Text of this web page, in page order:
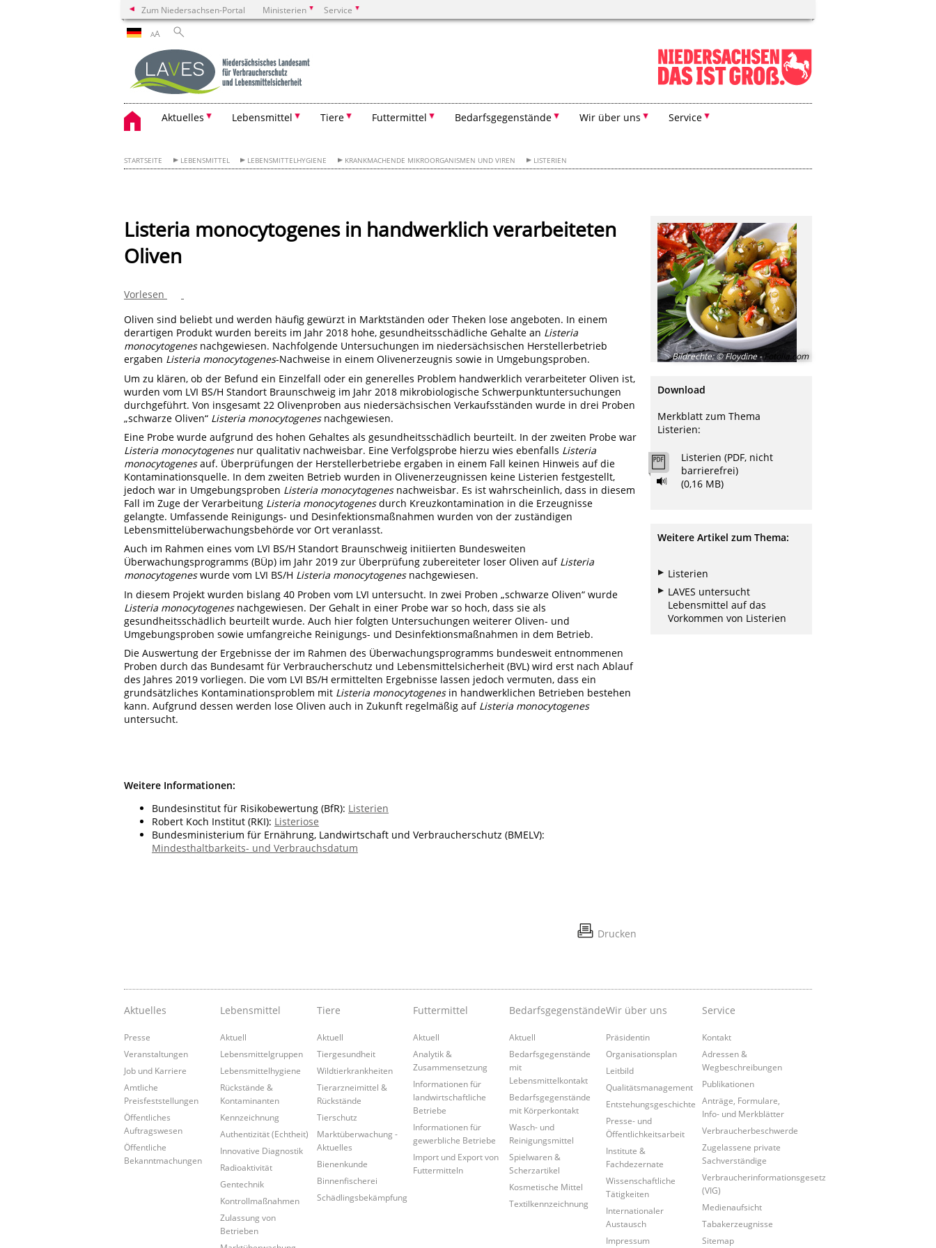
Zum Niedersachsen-Portal Ministerien Service
AA
Aktuelles Lebensmittel Tiere Futtermittel Bedarfsgegenstände Wir über uns Service
STARTSEITE LEBENSMITTEL LEBENSMITTELHYGIENE KRANKMACHENDE MIKROORGANISMEN UND VIREN LISTERIEN
Listeria monocytogenes in handwerklich verarbeiteten
Oliven
Vorlesen
Oliven sind beliebt und werden häufig gewürzt in Marktständen oder Theken lose angeboten. In einem
derartigen Produkt wurden bereits im Jahr 2018 hohe, gesundheitsschädliche Gehalte an Listeria
monocytogenesnachgewiesen. Nachfolgende Untersuchungen im niedersächsischen Herstellerbetrieb
ergaben Listeria monocytogenes-Nachweise in einem Olivenerzeugnis sowie in Umgebungsproben.
Um zu klären, ob der Befund ein Einzelfall oder ein generelles Problem handwerklich verarbeiteter Oliven ist,
wurden vom LVI BS/H Standort Braunschweig im Jahr 2018 mikrobiologische Schwerpunktuntersuchungen
durchgeführt. Von insgesamt 22 Olivenproben aus niedersächsischen Verkaufsständen wurde in drei Proben
„schwarze Oliven“ Listeria monocytogenesnachgewiesen.
Eine Probe wurde aufgrund des hohen Gehaltes als gesundheitsschädlich beurteilt. In der zweiten Probe war
Listeria monocytogenesnur qualitativ nachweisbar. Eine Verfolgsprobe hierzu wies ebenfalls Listeria
monocytogenesauf. Überprüfungen der Herstellerbetriebe ergaben in einem Fall keinen Hinweis auf die
Kontaminationsquelle. In dem zweiten Betrieb wurden in Olivenerzeugnissen keine Listerien festgestellt,
jedoch war in Umgebungsproben Listeria monocytogenesnachweisbar. Es ist wahrscheinlich, dass in diesem
Fall im Zuge der Verarbeitung Listeria monocytogenesdurch Kreuzkontamination in die Erzeugnisse
gelangte. Umfassende Reinigungs- und Desinfektionsmaßnahmen wurden von der zuständigen
Lebensmittelüberwachungsbehörde vor Ort veranlasst.
Auch im Rahmen eines vom LVI BS/H Standort Braunschweig initiierten Bundesweiten
Überwachungsprogramms (BÜp) im Jahr 2019 zur Überprüfung zubereiteter loser Oliven auf Listeria
monocytogeneswurde vom LVI BS/H Listeria monocytogenesnachgewiesen.
In diesem Projekt wurden bislang 40 Proben vom LVI untersucht. In zwei Proben „schwarze Oliven“ wurde
Listeria monocytogenesnachgewiesen. Der Gehalt in einer Probe war so hoch, dass sie als
gesundheitsschädlich beurteilt wurde. Auch hier folgten Untersuchungen weiterer Oliven- und
Umgebungsproben sowie umfangreiche Reinigungs- und Desinfektionsmaßnahmen in dem Betrieb.
Die Auswertung der Ergebnisse der im Rahmen des Überwachungsprogramms bundesweit entnommenen
Proben durch das Bundesamt für Verbraucherschutz und Lebensmittelsicherheit (BVL) wird erst nach Ablauf
des Jahres 2019 vorliegen. Die vom LVI BS/H ermittelten Ergebnisse lassen jedoch vermuten, dass ein
grundsätzliches Kontaminationsproblem mit Listeria monocytogenesin handwerklichen Betrieben bestehen
kann. Aufgrund dessen werden lose Oliven auch in Zukunft regelmäßig auf Listeria monocytogenes
untersucht.
Weitere Informationen:
Bundesinstitut für Risikobewertung (BfR): Listerien
Robert Koch Institut (RKI): Listeriose
Bundesministerium für Ernährung, Landwirtschaft und Verbraucherschutz (BMELV):
Mindesthaltbarkeits- und Verbrauchsdatum
Drucken
Bildrechte:© Floydine -Fotolia.com
Download
Merkblatt zum Thema
Listerien:
Listerien (PDF, nicht
barrierefrei)
(0,16 MB)
Weitere Artikel zum Thema:
Listerien
LAVES untersucht
Lebensmittel auf das
Vorkommen von Listerien
Aktuelles
Presse
Veranstaltungen
Job und Karriere
Amtliche
Preisfeststellungen
Öffentliches
Auftragswesen
Öffentliche
Bekanntmachungen
Lebensmittel
Aktuell
Lebensmittelgruppen
Lebensmittelhygiene
Rückstände &
Kontaminanten
Kennzeichnung
Authentizität (Echtheit)
Innovative Diagnostik
Radioaktivität
Gentechnik
Kontrollmaßnahmen
Zulassung von
Betrieben
Tiere
Aktuell
Tiergesundheit
Wildtierkrankheiten
Tierarzneimittel &
Rückstände
Tierschutz
Marktüberwachung -
Aktuelles
Bienenkunde
Binnenfischerei
Schädlingsbekämpfung
Futtermittel
Aktuell
Analytik &
Zusammensetzung
Informationen für
landwirtschaftliche
Betriebe
Informationen für
gewerbliche Betriebe
Import und Export von
Futtermitteln
Bedarfsgegenstände
Aktuell
Bedarfsgegenstände
mit
Lebensmittelkontakt
Bedarfsgegenstände
mit Körperkontakt
Wasch- und
Reinigungsmittel
Spielwaren &
Scherzartikel
Kosmetische Mittel
Textilkennzeichnung
Wir über uns
Präsidentin
Organisationsplan
Leitbild
Qualitätsmanagement
Entstehungsgeschichte
Presse- und
Öffentlichkeitsarbeit
Institute &
Fachdezernate
Wissenschaftliche
Tätigkeiten
Internationaler
Austausch
Impressum
Service
Kontakt
Adressen &
Wegbeschreibungen
Publikationen
Anträge, Formulare,
Info- und Merkblätter
Verbraucherbeschwerde
Zugelassene private
Sachverständige
Verbraucherinformationsgesetz
(VIG)
Medienaufsicht
Tabakerzeugnisse
Sitemap